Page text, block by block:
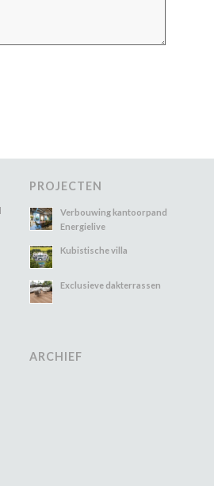
PROJECTEN
Verbouwing kantoorpand
Energielive
Kubistische villa
Exclusieve dakterrassen
ARCHIEF